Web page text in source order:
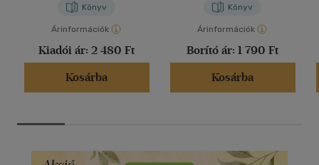
Könyv
Árinformációk
Kiadói ár: 2 480 Ft
Kosárba
Könyv
Árinformációk
Borító ár: 1 790 Ft
Kosárba